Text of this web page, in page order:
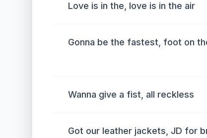
Love is in the, love is in the air
Gonna be the fastest, foot on
Wanna give a fist, all reckless
Got our leather jackets, JD for